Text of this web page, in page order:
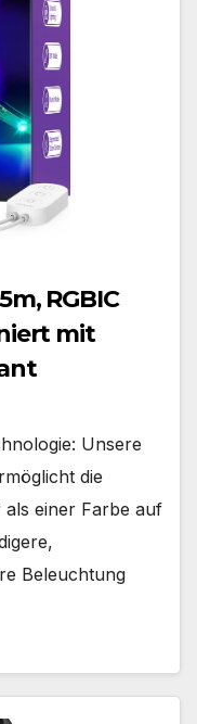
RGBIC
mit
Unsere
die
als einer Farbe auf
Beleuchtung